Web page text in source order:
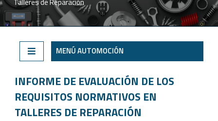
MENÚ AUTOMOCIÓN
INFORME DE EVALUACIÓN DE LOS
REQUISITOS NORMATIVOS EN
TALLERES DE REPARACIÓN